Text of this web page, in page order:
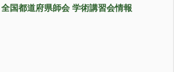
全国都道府県師会 学術講習会情報